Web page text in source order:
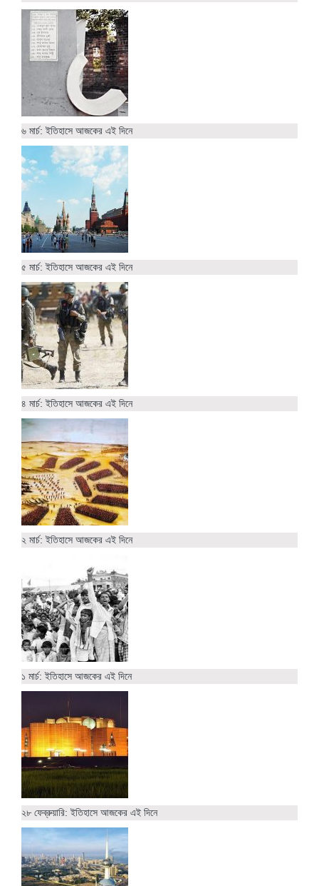
৬ মার্চ: ইতিহাসে আজকের এই দিনে
৫ মার্চ: ইতিহাসে আজকের এই দিনে
৪ মার্চ: ইতিহাসে আজকের এই দিনে
২ মার্চ: ইতিহাসে আজকের এই দিনে
১ মার্চ: ইতিহাসে আজকের এই দিনে
২৮ ফেব্রুয়ারি: ইতিহাসে আজকের এই দিনে